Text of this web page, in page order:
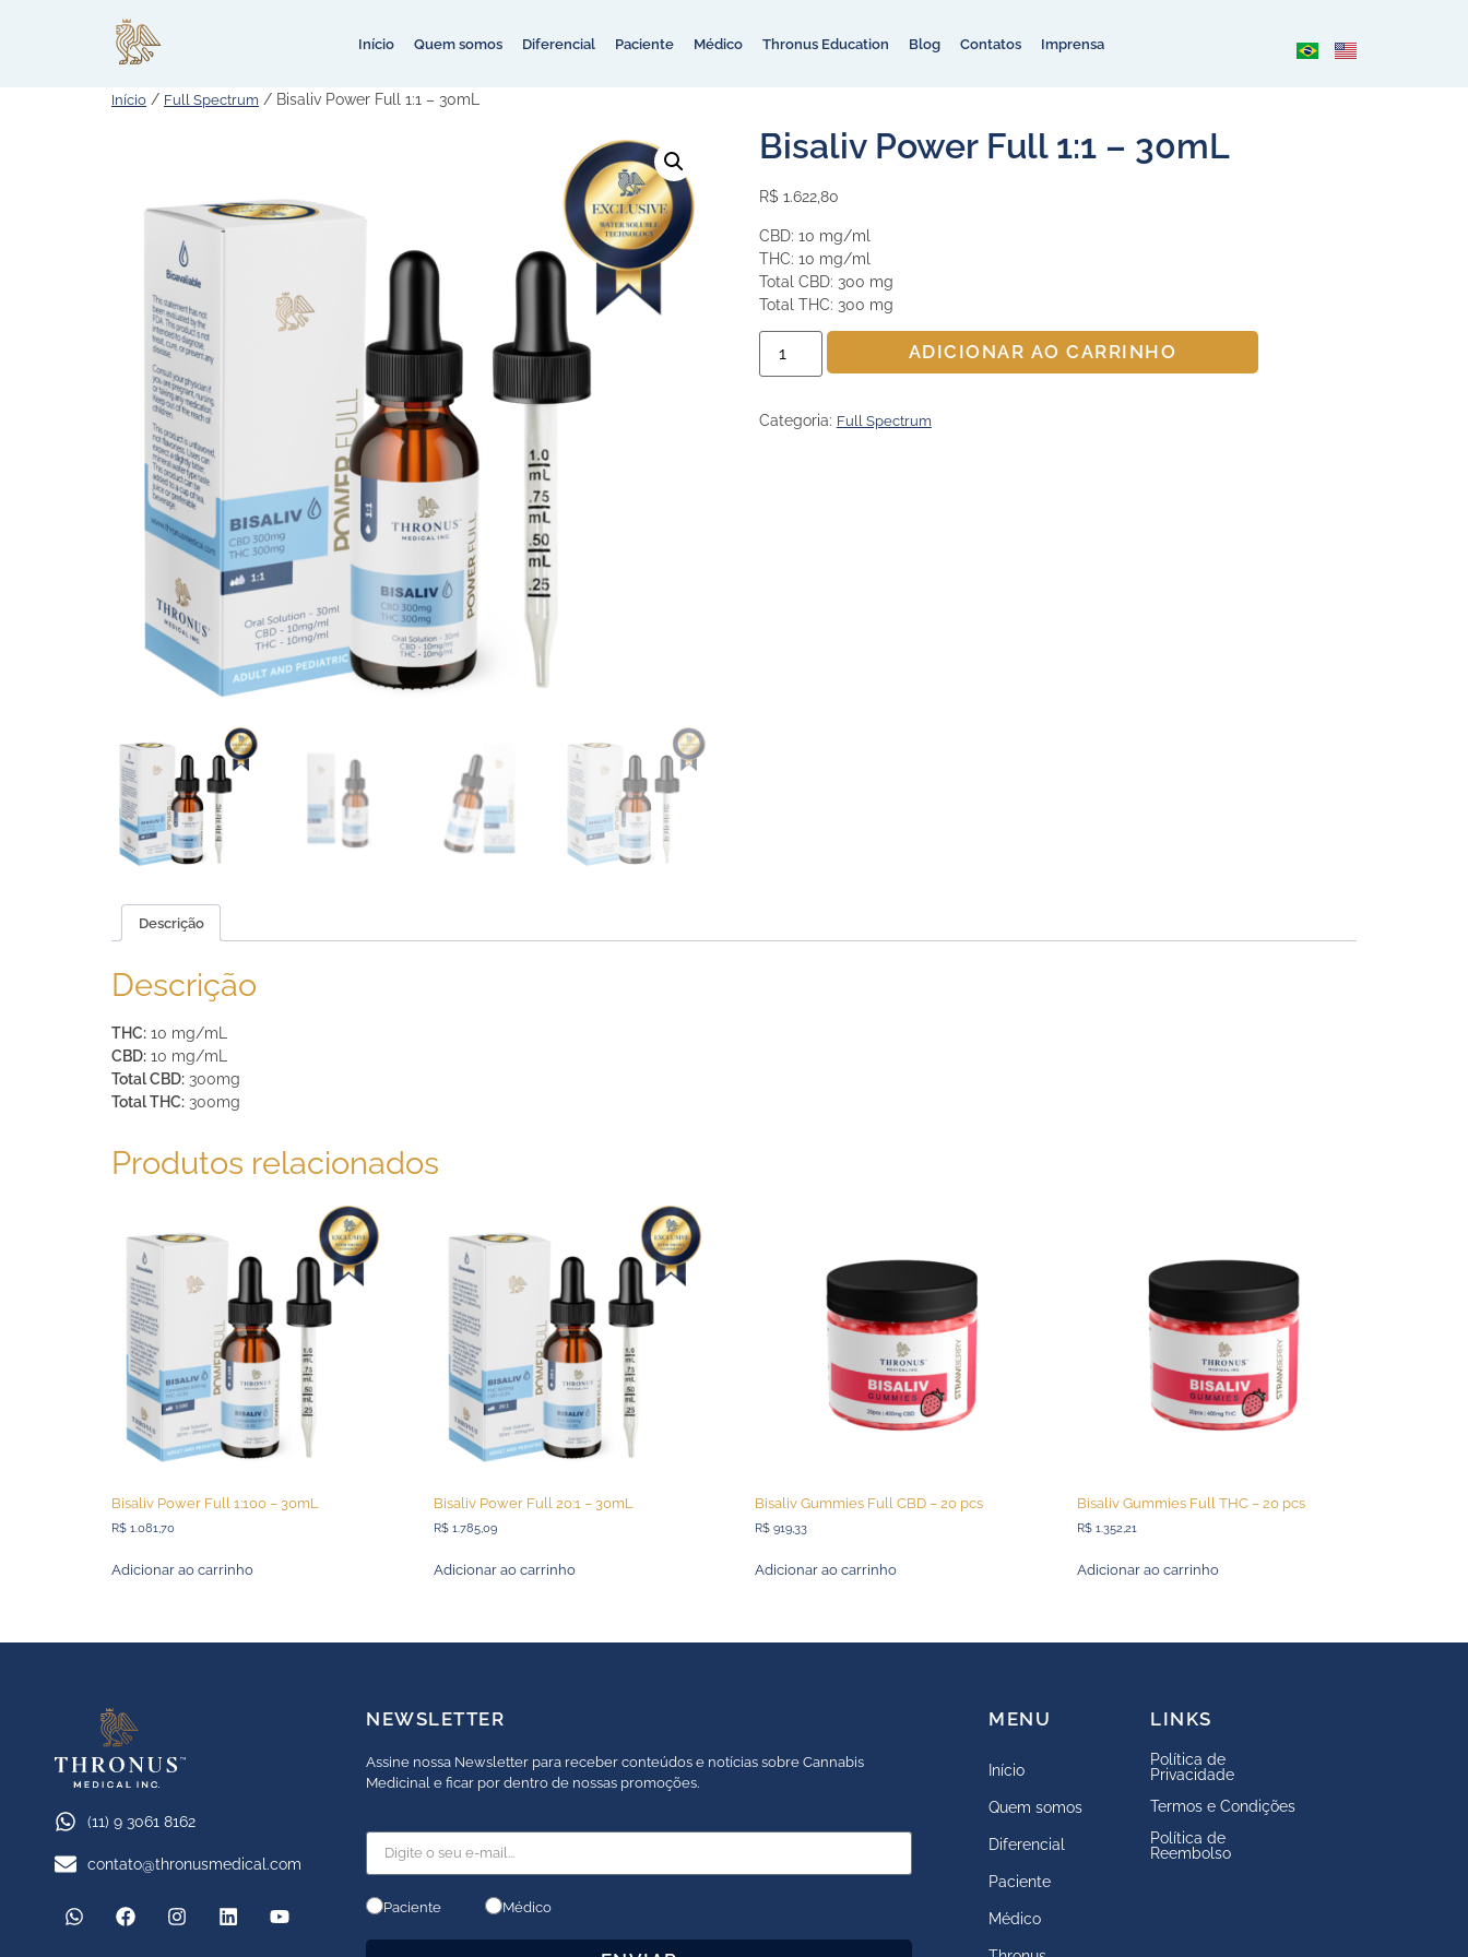
Início Quem somos Diferencial Paciente Médico Thronus Education Blog Contatos Imprensa
Início / Full Spectrum / Bisaliv Power Full 1:1 – 30mL
Bisaliv Power Full 1:1 – 30mL
R$ 1.622,80
CBD: 10 mg/ml
THC: 10 mg/ml
Total CBD: 300 mg
Total THC: 300 mg
ADICIONAR AO CARRINHO
Categoria: Full Spectrum
Descrição
Descrição
THC: 10 mg/mL
CBD: 10 mg/mL
Total CBD: 300mg
Total THC: 300mg
Produtos relacionados
Bisaliv Power Full 1:100 – 30mL
R$ 1.081,70
Adicionar ao carrinho
Bisaliv Power Full 20:1 – 30mL
R$1.785,09
Adicionar ao carrinho
Bisaliv Gummies Full CBD – 20 pcs
R$ 919,33
Adicionar ao carrinho
Bisaliv Gummies Full THC – 20 pcs
R$ 1.352,21
Adicionar ao carrinho
(11) 9 3061 8162
contato@thronusmedical.com
NEWSLETTER
Assine nossa Newsletter para receber conteúdos e notícias sobre Cannabis
Medicinal e ficar por dentro de nossas promoções.
Paciente Médico
MENU
Início
Quem somos
Diferencial
Paciente
Médico
LINKS
Política de
Privacidade
Termos e Condições
Política de
Reembolso